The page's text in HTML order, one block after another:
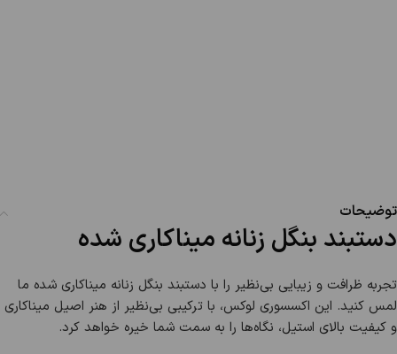
توضیحات
دستبند بنگل زنانه میناکاری شده
تجربه ظرافت و زیبایی بی‌نظیر را با دستبند بنگل زنانه میناکاری شده ما
لمس کنید. این اکسسوری لوکس، با ترکیبی بی‌نظیر از هنر اصیل میناکاری
و کیفیت بالای استیل، نگاه‌ها را به سمت شما خیره خواهد کرد.